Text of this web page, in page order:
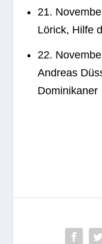
21.
Lörick, Hilfe
22.
Andreas
Dominikaner